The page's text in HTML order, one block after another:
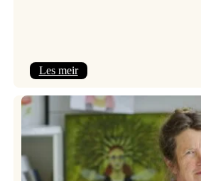
Les meir:
frå
Frøydis